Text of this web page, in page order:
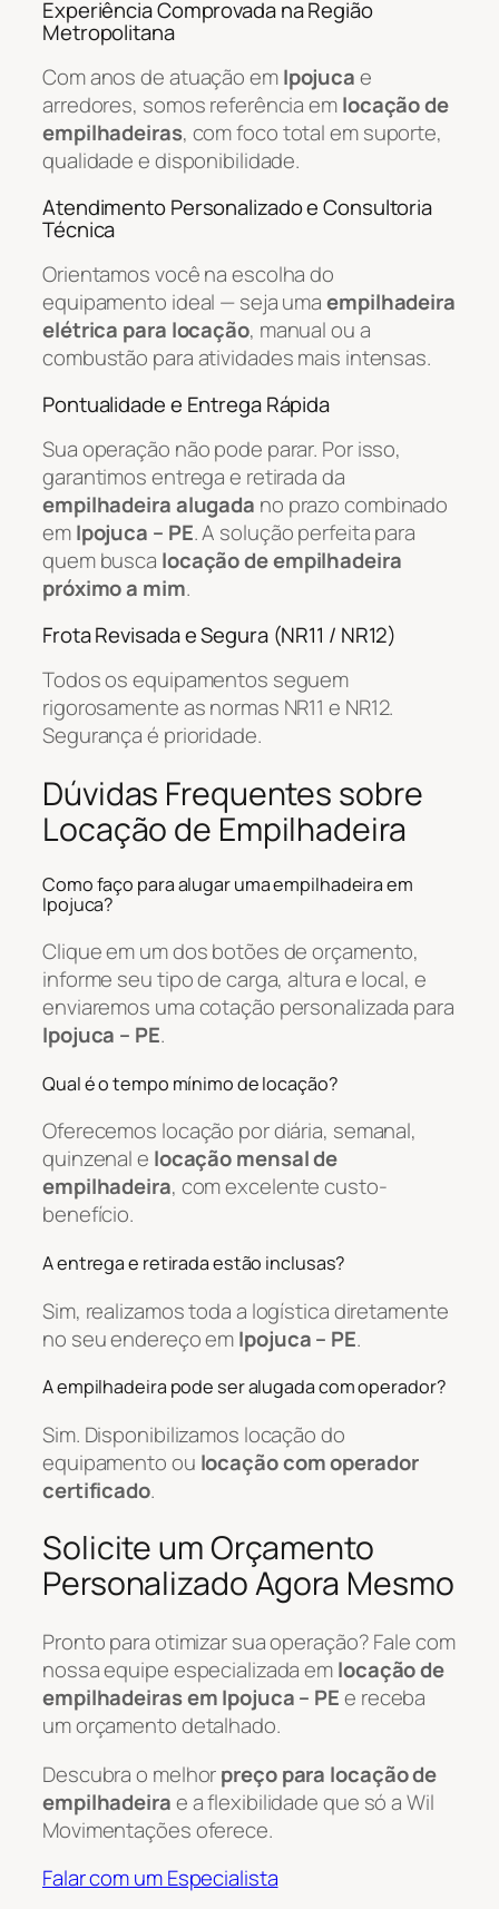
Experiência Comprovada na Região
Metropolitana
Com anos de atuação emIpojucae
arredores, somos referência emlocação de
empilhadeiras, com foco total em suporte,
qualidade e disponibilidade.
Atendimento Personalizado e Consultoria
Técnica
Orientamos você na escolha do
equipamento ideal — seja umaempilhadeira
elétrica para locação, manual ou a
combustão para atividades mais intensas.
Pontualidade e Entrega Rápida
Sua operação não pode parar. Por isso,
garantimos entrega e retirada da
empilhadeira alugada no prazo combinado
emIpojuca – PE. A solução perfeita para
quem busca locação de empilhadeira
próximo a mim.
Frota Revisada e Segura (NR11 / NR12)
Todos os equipamentos seguem
rigorosamente as normas NR11 e NR12.
Segurança é prioridade.
Dúvidas Frequentes sobre
Locação de Empilhadeira
Como faço para alugar uma empilhadeira em
Ipojuca?
Clique em um dos botões de orçamento,
informe seu tipo de carga, altura e local, e
enviaremos uma cotação personalizada para
Ipojuca – PE.
Qual é o tempo mínimo de locação?
Oferecemos locação por diária, semanal,
quinzenal e locação mensal de
empilhadeira, com excelente custo-
benefício.
A entrega e retirada estão inclusas?
Sim, realizamos toda a logística diretamente
no seu endereço emIpojuca – PE.
A empilhadeira pode ser alugada com operador?
Sim. Disponibilizamos locação do
equipamento ou locação com operador
certificado.
Solicite um Orçamento
Personalizado Agora Mesmo
Pronto para otimizar sua operação? Fale com
nossa equipe especializada emlocação de
empilhadeiras em Ipojuca – PEe receba
um orçamento detalhado.
Descubra o melhorpreço para locação de
empilhadeirae a flexibilidade que só a Wil
Movimentações oferece.
Falar com um Especialista